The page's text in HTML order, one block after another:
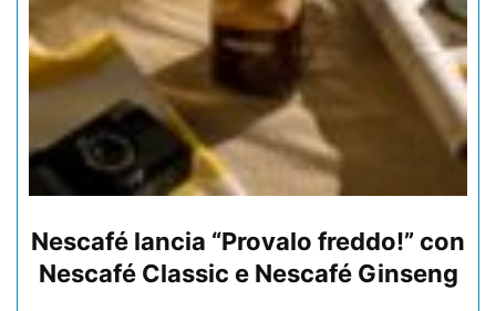
Nescafé lancia “Provalo freddo!” con
Nescafé Classic e Nescafé Ginseng